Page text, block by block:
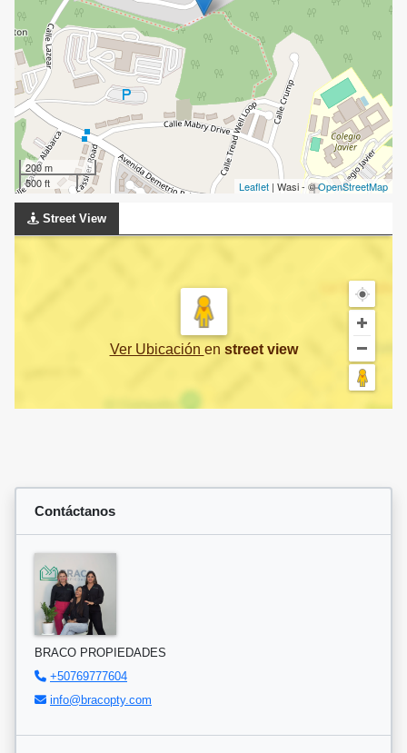
200 m
500 ft
Leaflet | Wasi - ©OpenStreetMap
Street View
Ver Ubicación en street view
Contáctanos
BRACO PROPIEDADES
+50769777604
info@bracopty.com